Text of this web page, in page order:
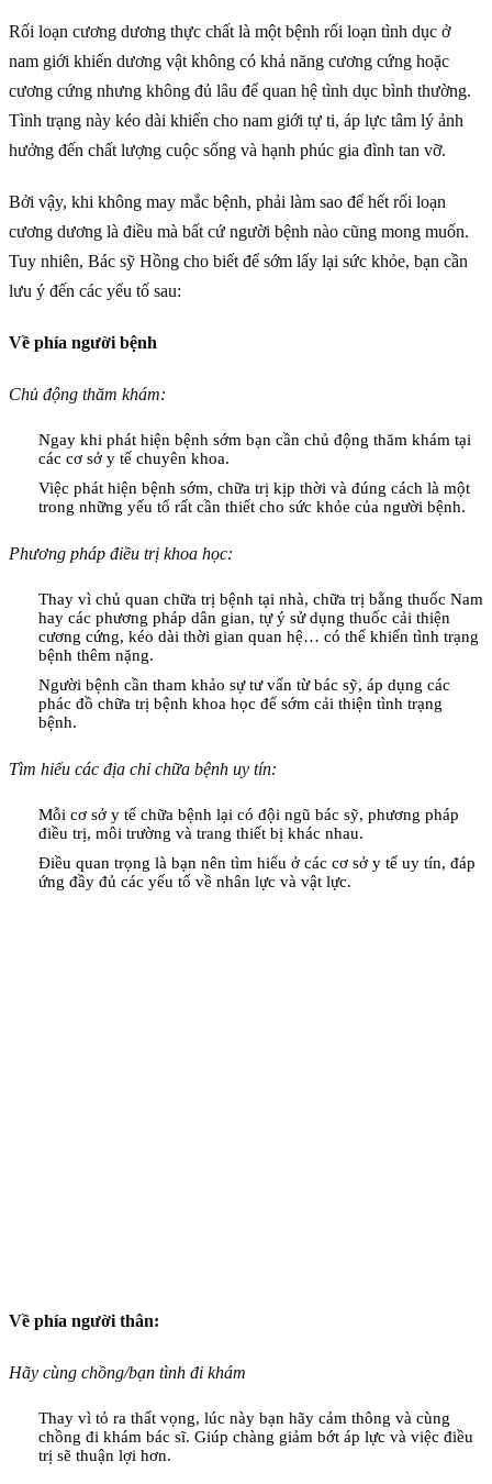
Rối loạn cương dương thực chất là một bệnh rối loạn tình dục ở
nam giới khiến dương vật không có khả năng cương cứng hoặc
cương cứng nhưng không đủ lâu để quan hệ tình dục bình thường.
Tình trạng này kéo dài khiến cho nam giới tự ti, áp lực tâm lý ảnh
hưởng đến chất lượng cuộc sống và hạnh phúc gia đình tan vỡ.
Bởi vậy, khi không may mắc bệnh, phải làm sao để hết rối loạn
cương dương là điều mà bất cứ người bệnh nào cũng mong muốn.
Tuy nhiên, Bác sỹ Hồng cho biết để sớm lấy lại sức khỏe, bạn cần
lưu ý đến các yếu tố sau:
Về phía người bệnh
Chủ động thăm khám:
Ngay khi phát hiện bệnh sớm bạn cần chủ động thăm khám tại
các cơ sở y tế chuyên khoa.
Việc phát hiện bệnh sớm, chữa trị kịp thời và đúng cách là một
trong những yếu tố rất cần thiết cho sức khỏe của người bệnh.
Phương pháp điều trị khoa học:
Thay vì chủ quan chữa trị bệnh tại nhà, chữa trị bằng thuốc Nam
hay các phương pháp dân gian, tự ý sử dụng thuốc cải thiện
cương cứng, kéo dài thời gian quan hệ… có thể khiến tình trạng
bệnh thêm nặng.
Người bệnh cần tham khảo sự tư vấn từ bác sỹ, áp dụng các
phác đồ chữa trị bệnh khoa học để sớm cải thiện tình trạng
bệnh.
Tìm hiểu các địa chỉ chữa bệnh uy tín:
Mỗi cơ sở y tế chữa bệnh lại có đội ngũ bác sỹ, phương pháp
điều trị, môi trường và trang thiết bị khác nhau.
Điều quan trọng là bạn nên tìm hiểu ở các cơ sở y tế uy tín, đáp
ứng đầy đủ các yếu tố về nhân lực và vật lực.
Về phía người thân:
Hãy cùng chồng/bạn tình đi khám
Thay vì tỏ ra thất vọng, lúc này bạn hãy cảm thông và cùng
chồng đi khám bác sĩ. Giúp chàng giảm bớt áp lực và việc điều
trị sẽ thuận lợi hơn.